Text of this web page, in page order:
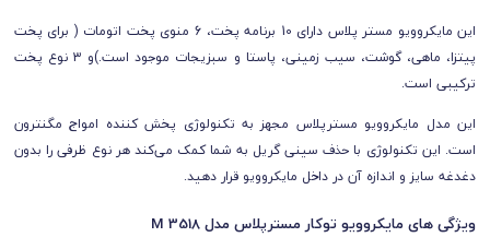
این مایکروویو مستر پلاس دارای 10 برنامه پخت، 6 منوی پخت اتومات ( برای پخت
پیتزا، ماهی، گوشت، سیب زمینی، پاستا و سبزیجات موجود است.)و 3 نوع پخت
ترکیبی است.
این مدل مایکروویو مسترپلاس مجهز به تکنولوژی پخش کننده امواج مگنترون
است. این تکنولوژی با حذف سینی گریل به شما کمک می‌کند هر نوع ظرفی را بدون
دغدغه سایز و اندازه آن در داخل مایکروویو قرار دهید.
ویژگی های مایکروویو توکار مسترپلاس مدل M 3518